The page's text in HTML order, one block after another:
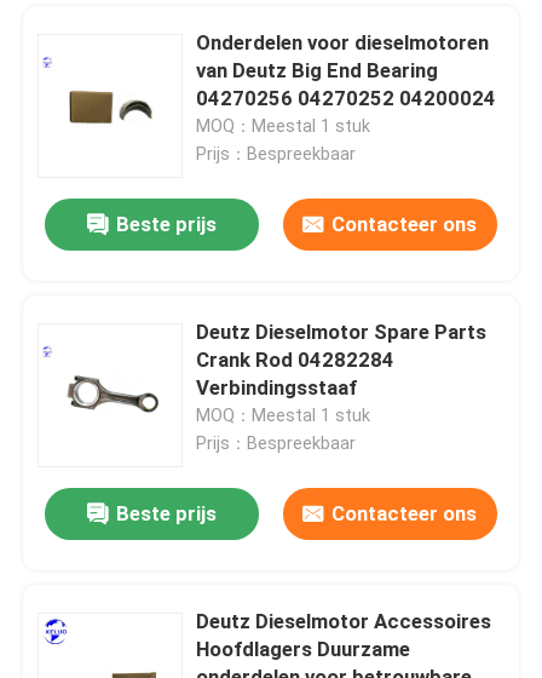
Producten
Over ons
Fabrieksreis
Contacteer ons
Vraag een offerte aan
Deutzmotor
Onderdelen voor dieselmotoren
van Deutz Big End Bearing
04270256 04270252 04200024
MOQ：Meestal 1 stuk
Prijs：Bespreekbaar
Beste prijs Contacteer ons
Deutz Dieselmotor Spare Parts
Crank Rod 04282284
Verbindingsstaaf
MOQ：Meestal 1 stuk
Prijs：Bespreekbaar
Beste prijs Contacteer ons
Deutz Dieselmotor Accessoires
Hoofdlagers Duurzame